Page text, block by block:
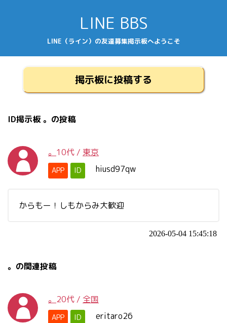
LINE BBS
LINE（ライン）の友達募集掲示板へようこそ
掲示板に投稿する
ID掲示板 。の投稿
。 10代 / 東京
APP ID hiusd97qw
からもー！しもからみ大歓迎
2026-05-04 15:45:18
。の関連投稿
。 20代 / 全国
APP ID eritaro26